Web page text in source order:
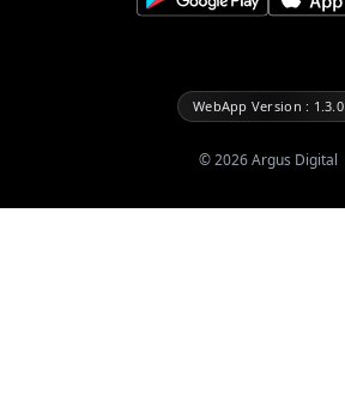
WebApp Version : 1.3.0
©2026Argus Digital